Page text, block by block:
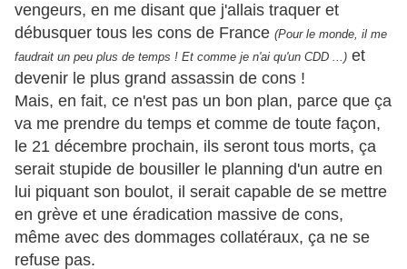
vengeurs, en me disant que j'allais traquer et
débusquer tous les cons de France (Pour le monde, il me
faudrait un peu plus de temps ! Et comme je n'ai qu'un CDD ...) et
devenir le plus grand assassin de cons !
Mais, en fait, ce n'est pas un bon plan, parce que ça
va me prendre du temps et comme de toute façon,
le 21 décembre prochain, ils seront tous morts, ça
serait stupide de bousiller le planning d'un autre en
lui piquant son boulot, il serait capable de se mettre
en grève et une éradication massive de cons,
même avec des dommages collatéraux, ça ne se
refuse pas.